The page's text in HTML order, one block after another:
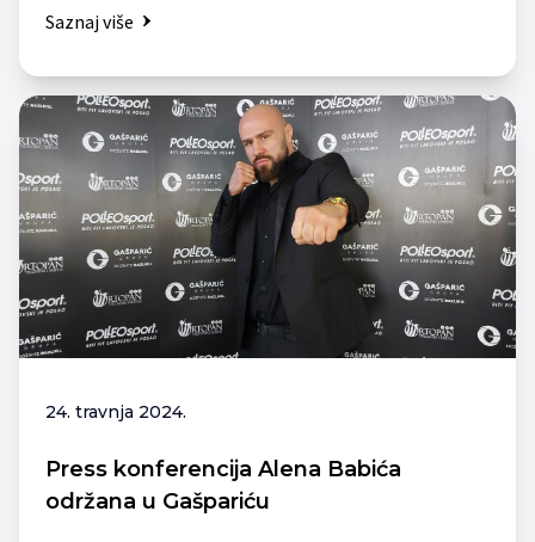
Saznaj više
24. travnja 2024.
Press konferencija Alena Babića
održana u Gašpariću